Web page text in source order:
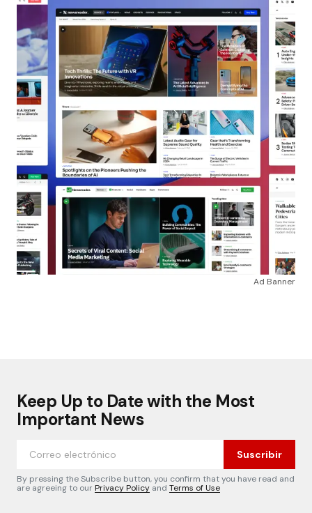
Ad Banner
Keep Up to Date with the Most
Important News
Suscribir
By pressing the Subscribe button, you confirm that you have read and
are agreeing to ourPrivacy Policy and Terms of Use